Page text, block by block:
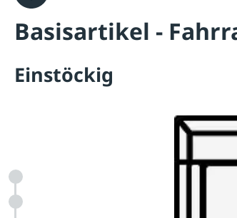
Basisartikel -
Einstöckig